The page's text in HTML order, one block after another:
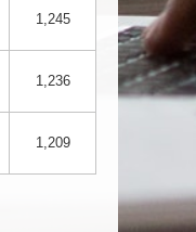
1,245
1,236
1,209